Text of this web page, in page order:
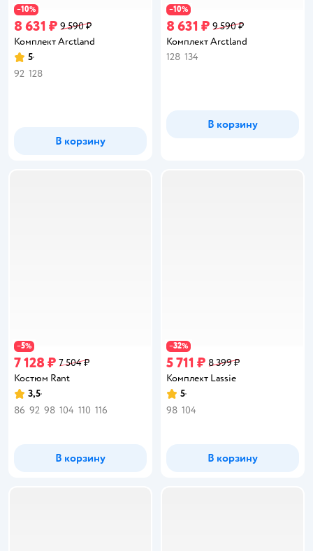
−10%
8 631 ₽ 9 590 ₽
Комплект Arctland
Рейтинг:
5
92 128
В корзину
−10%
8 631 ₽ 9 590 ₽
Комплект Arctland
128 134
В корзину
−5%
7 128 ₽ 7 504 ₽
Костюм Rant
Рейтинг:
3,5
86 92 98 104 110 116
В корзину
−32%
5 711 ₽ 8 399 ₽
Комплект Lassie
Рейтинг:
5
98 104
В корзину